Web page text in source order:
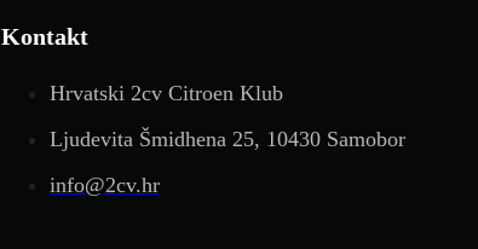
Kontakt
Hrvatski 2cv Citroen Klub
Ljudevita Šmidhena 25, 10430 Samobor
info@2cv.hr